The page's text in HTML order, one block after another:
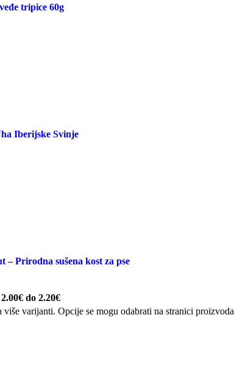
tripice 60g
Iberijske Svinje
– Prirodna sušena kost za pse
do 2.20€
varijanti. Opcije se mogu odabrati na stranici proizvoda